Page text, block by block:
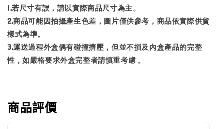
1.若尺寸有誤，請以實際商品尺寸為主。
2.商品可能因拍攝產生色差，圖片僅供參考，商品依實際供貨
樣式為準。
3.運送過程外盒偶有碰撞擠壓，但並不損及內盒產品的完整
性，如嚴格要求外盒完整者請慎重考慮 。
商品評價